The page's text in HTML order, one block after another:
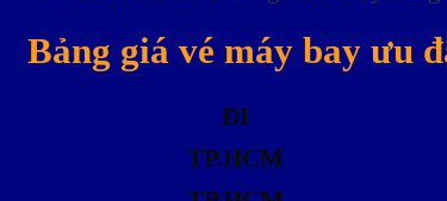
Bảng giá vé máy bay ưu
ĐI
TP.HCM